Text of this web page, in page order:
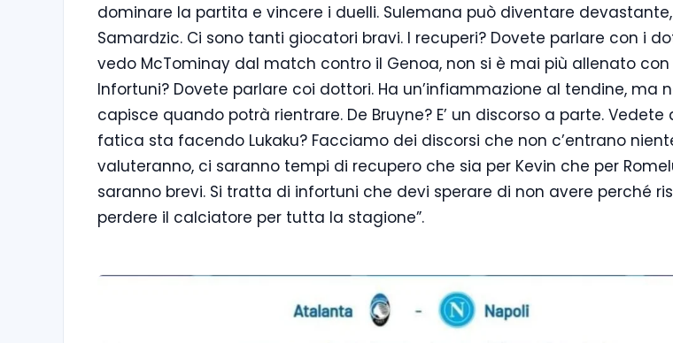
dominare la partita e vincere i duelli. Sulemana può diventare
Samardzic. Ci sono tanti giocatori bravi. I recuperi? Dovete parlare con i
vedo McTominay dal match contro il Genoa, non si è mai più allenato con
Infortuni? Dovete parlare coi dottori. Ha un’infiammazione al tendine, ma
capisce quando potrà rientrare. De Bruyne? E’ un discorso a parte.
fatica sta facendo Lukaku? Facciamo dei discorsi che non c’entrano
valuteranno, ci saranno tempi di recupero che sia per Kevin che per
saranno brevi. Si tratta di infortuni che devi sperare di non avere perché
perdere il calciatore per tutta la stagione”.